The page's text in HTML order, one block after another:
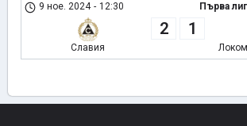
Първа
9 ное. 2024 - 12:30
Славия
2 1